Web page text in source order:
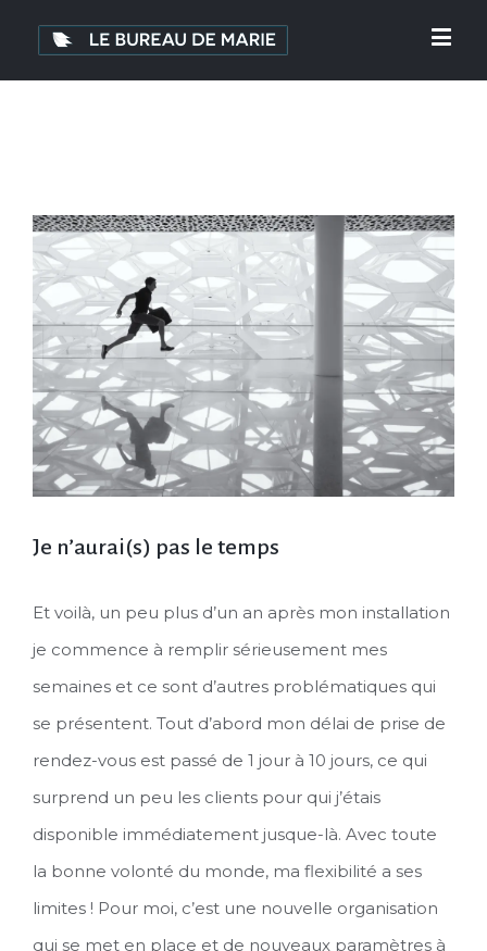
Je n’aurai(s) pas le temps
Et voilà, un peu plus d’un an après mon installation
je commence à remplir sérieusement mes
semaines et ce sont d’autres problématiques qui
se présentent. Tout d’abord mon délai de prise de
rendez-vous est passé de 1 jour à 10 jours, ce qui
surprend un peu les clients pour qui j’étais
disponible immédiatement jusque-là. Avec toute
la bonne volonté du monde, ma flexibilité a ses
limites ! Pour moi, c’est une nouvelle organisation
qui se met en place et de nouveaux paramètres à